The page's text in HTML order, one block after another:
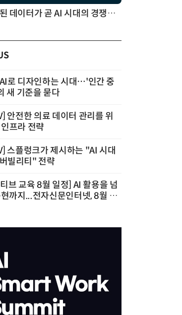
체계화 된 데이터가 곧 AI 시대의 경쟁력이다
로 디자인하는 시대…'인간 중
새 기준을 묻다
안전한 의료 데이터 관리를 위
프라 전략
스플렁크가 제시하는 "AI 시대
빌리티" 전략
브 교육 8월 일정] AI 활용을 넘
까지...전자신문인터넷, 8월 실